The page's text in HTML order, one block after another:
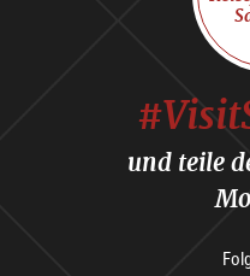
und teile